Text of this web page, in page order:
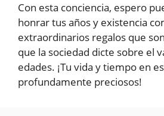
Con esta conciencia, espero
honrar tus años y existencia
extraordinarios regalos que
que la sociedad dicte sobre el
edades. ¡Tu vida y tiempo en
profundamente preciosos!